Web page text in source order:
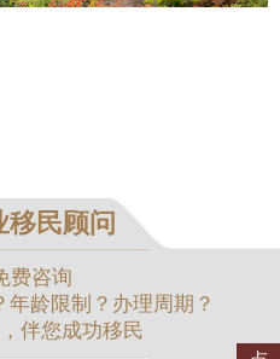
移民顾问
费咨询
龄限制？办理周期？
伴您成功移民